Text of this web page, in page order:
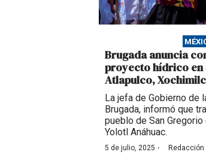
Brugada anuncia
proyecto hídrico en
Atlapulco,
La jefa de Gobierno de
Brugada, informó que
pueblo de San
Yolotl Anáhuac.
5 de julio, 2025 · Redacción